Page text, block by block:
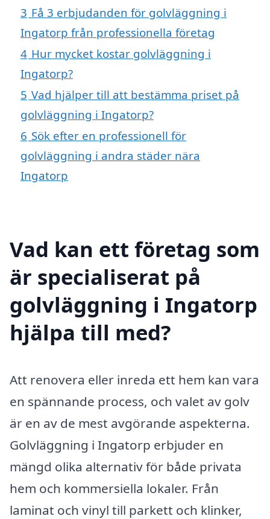
3 Få 3 erbjudanden för golvläggning i
Ingatorp från professionella företag
4 Hur mycket kostar golvläggning i
Ingatorp?
5 Vad hjälper till att bestämma priset på
golvläggning i Ingatorp?
6 Sök efter en professionell för
golvläggning i andra städer nära
Ingatorp
Vad kan ett företag som
är specialiserat på
golvläggning i Ingatorp
hjälpa till med?
Att renovera eller inreda ett hem kan vara
en spännande process, och valet av golv
är en av de mest avgörande aspekterna.
Golvläggning i Ingatorp erbjuder en
mängd olika alternativ för både privata
hem och kommersiella lokaler. Från
laminat och vinyl till parkett och klinker,